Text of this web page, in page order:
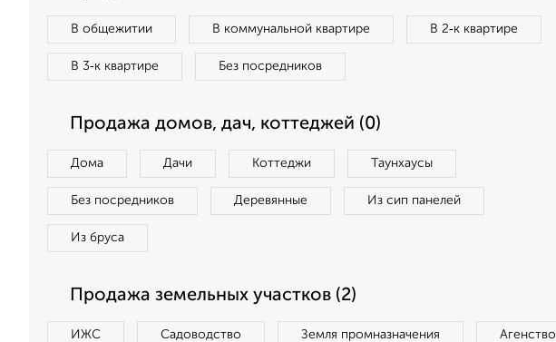
В общежитии В коммунальной квартире В 2‑к квартире
В 3‑к квартире Без посредников
Продажа домов, дач, коттеджей (0)
Дома Дачи Коттеджи Таунхаусы
Без посредников Деревянные Из сип панелей
Из бруса
Продажа земельных участков (2)
ИЖС Садоводство Земля промназначения Агенство